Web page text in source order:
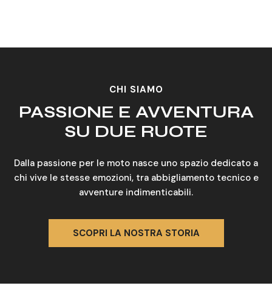
CHI SIAMO
PASSIONE E AVVENTURA
SU DUE RUOTE
Dalla passione per le moto nasce uno spazio dedicato a
chi vive le stesse emozioni, tra abbigliamento tecnico e
avventure indimenticabili.
SCOPRI LA NOSTRA STORIA